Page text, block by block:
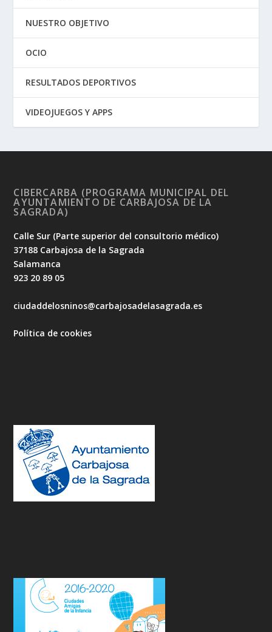
NUESTRO OBJETIVO
OCIO
RESULTADOS DEPORTIVOS
VIDEOJUEGOS Y APPS
CIBERCARBA (PROGRAMA MUNICIPAL DEL
AYUNTAMIENTO DE CARBAJOSA DE LA
SAGRADA)
Calle Sur (Parte superior del consultorio médico)
37188 Carbajosa de la Sagrada
Salamanca
923 20 89 05
ciudaddelosninos@carbajosadelasagrada.es
Política de cookies